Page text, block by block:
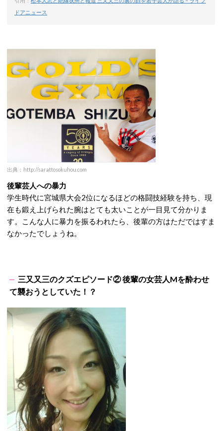
ドアニュース
出典：http://sarattosokuhou.com
後輩芸人への暴力
学生時代に宮城県大会2位になるほどの格闘技経験を持ち、現
在も鍛え上げられた腕はとても太いことが一目見て分かりま
す。こんな人に暴力を振るわれたら、後輩の方はただではすま
なかったでしょうね。
三又又三のクズエピソード② 後輩の女芸人Mを酔わせ
て襲おうとしていた！？